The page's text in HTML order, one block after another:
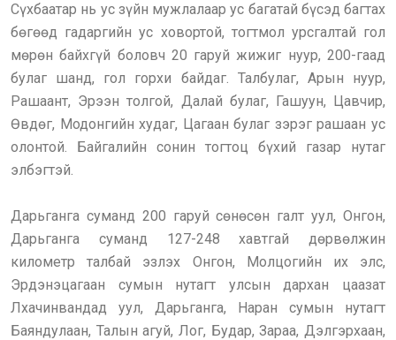
Сүхбаатар нь ус зүйн мужлалаар ус багатай бүсэд багтах
бөгөөд гадаргийн ус ховортой, тогтмол урсгалтай гол
мөрөн байхгүй боловч 20 гаруй жижиг нуур, 200-гаад
булаг шанд, гол горхи байдаг. Талбулаг, Арын нуур,
Рашаант, Эрээн толгой, Далай булаг, Гашуун, Цавчир,
Өвдөг, Модонгийн худаг, Цагаан булаг зэрэг рашаан ус
олонтой. Байгалийн сонин тогтоц бүхий газар нутаг
элбэгтэй.
Дарьганга суманд 200 гаруй сөнөсөн галт уул, Онгон,
Дарьганга суманд 127-248 хавтгай дөрвөлжин
километр талбай эзлэх Онгон, Молцогийн их элс,
Эрдэнэцагаан сумын нутагт улсын дархан цаазат
Лхачинвандад уул, Дарьганга, Наран сумын нутагт
Баяндулаан, Талын агуй, Лог, Будар, Зараа, Дэлгэрхаан,